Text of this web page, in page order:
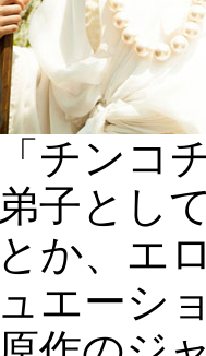
「チンコ
弟子とし
とか、エ
ュエーシ